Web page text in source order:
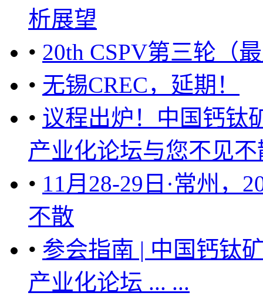
析展望
• 20th CSPV第三轮（
• 无锡CREC，延期！
• 议程出炉！中国钙钛
产业化论坛与您不见不
• 11月28-29日·常州，
不散
• 参会指南 | 中国钙钛
产业化论坛 ... ...